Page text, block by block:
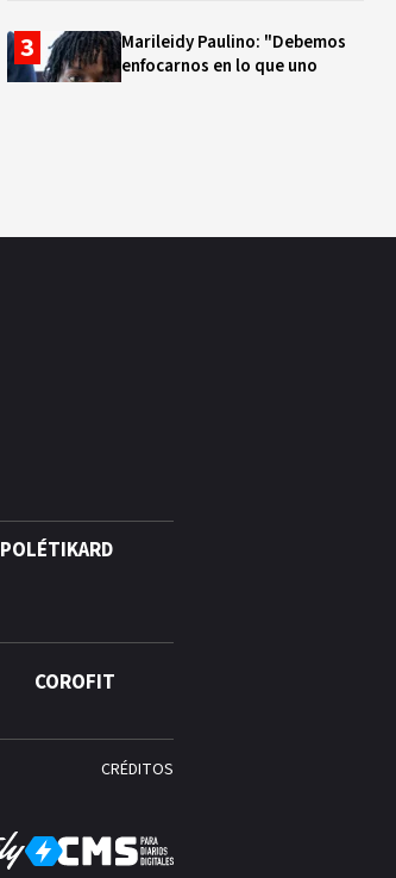
Marileidy Paulino: "Debemos
enfocarnos en lo que uno
Santo Domingo 2026? Hora,
2019 y 2020
POLÉTIKARD
COROFIT
CRÉDITOS